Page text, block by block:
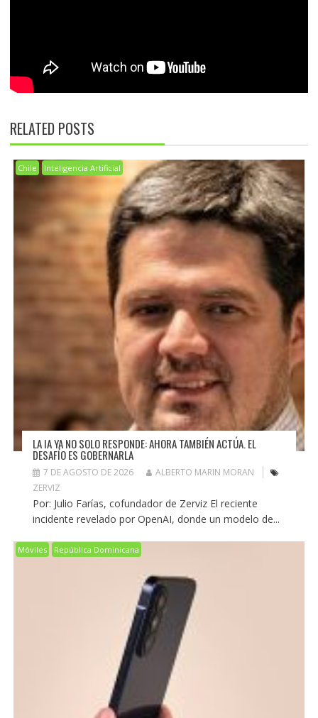
RELATED POSTS
Chile Inteligencia Artificial
LA IA YA NO SOLO RESPONDE: AHORA TAMBIÉN ACTÚA. EL
DESAFÍO ES GOBERNARLA
7 DE AGOSTO DE 2026
ALBERTO MARIN MORAN
ZERVIZ
Por: Julio Farías, cofundador de Zerviz El reciente
incidente revelado por OpenAI, donde un modelo de...
Móviles República Dominicana